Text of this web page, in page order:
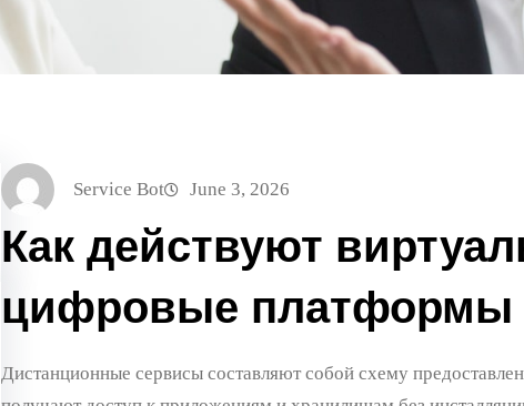
Service Bot June 3, 2026
Как действуют
цифровые платформы
Дистанционные сервисы составляют собой схему